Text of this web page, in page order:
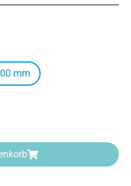
mm
gewünschten